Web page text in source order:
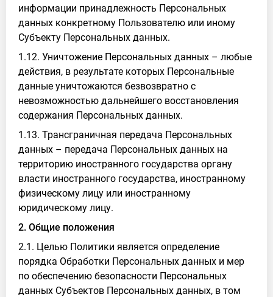
информации принадлежность Персональных
данных конкретному Пользователю или иному
Субъекту Персональных данных.
1.12. Уничтожение Персональных данных – любые
действия, в результате которых Персональные
данные уничтожаются безвозвратно с
невозможностью дальнейшего восстановления
содержания Персональных данных.
1.13. Трансграничная передача Персональных
данных – передача Персональных данных на
территорию иностранного государства органу
власти иностранного государства, иностранному
физическому лицу или иностранному
юридическому лицу.
2. Общие положения
2.1. Целью Политики является определение
порядка Обработки Персональных данных и мер
по обеспечению безопасности Персональных
данных Субъектов Персональных данных, в том